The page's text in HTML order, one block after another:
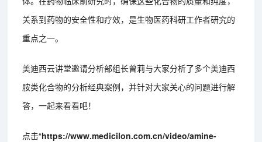
关系到药物的安全性和疗效，是生物医药科研工作者研究的
重点之一。
美迪西云讲堂邀请分析部组长曾莉与大家分析了多个美迪西
胺类化合物的分析经典案例，并针对大家关心的问题进行解
答，一起来看看吧！
点击“https://www.medicilon.com.cn/video/amine-